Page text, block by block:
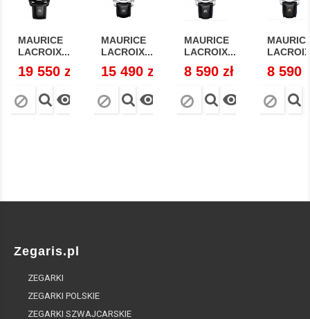
MAURICE
LACROIX...
Cena
19 550 zł

MAURICE
LACROIX...
Cena
15 490 zł

MAURICE
LACROIX...
Cena
8 590 zł

Cena
8 590
Zegaris.pl
ZEGARKI
ZEGARKI POLSKIE
ZEGARKI SZWAJCARSKIE